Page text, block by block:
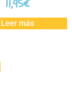
11,95€
Leer más